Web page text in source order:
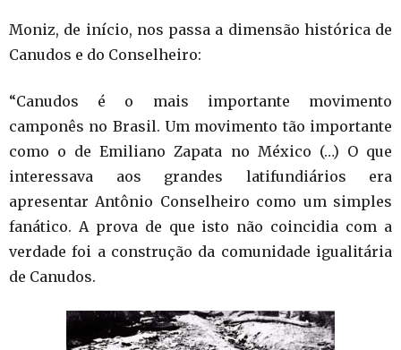
Moniz, de início, nos passa a dimensão histórica de
Canudos e do Conselheiro:
“Canudos é o mais importante movimento
camponês no Brasil. Um movimento tão importante
como o de Emiliano Zapata no México (…) O que
interessava aos grandes latifundiários era
apresentar Antônio Conselheiro como um simples
fanático. A prova de que isto não coincidia com a
verdade foi a construção da comunidade igualitária
de Canudos.